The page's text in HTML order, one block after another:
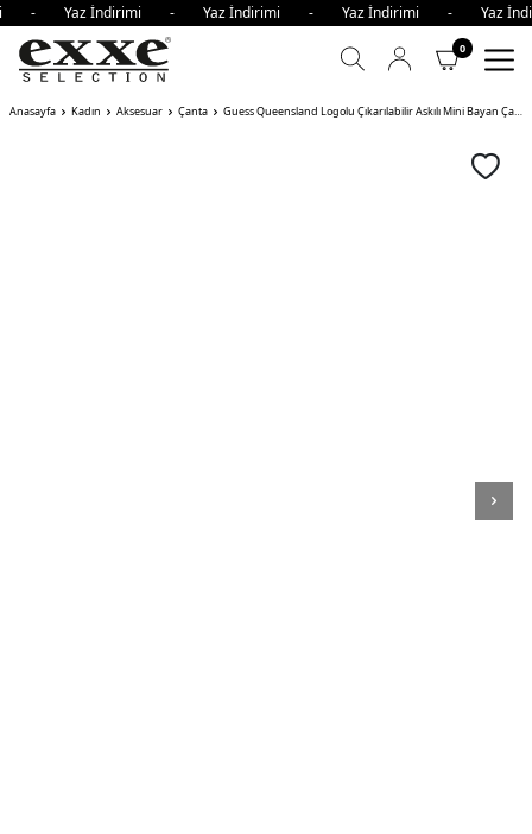
Yaz İndirimi - Yaz İndirimi - Yaz İndirimi -
0
Anasayfa Kadın Aksesuar Çanta Guess Queensland Logolu Çıkarılabilir Askılı Mini Bayan Çanta BLA